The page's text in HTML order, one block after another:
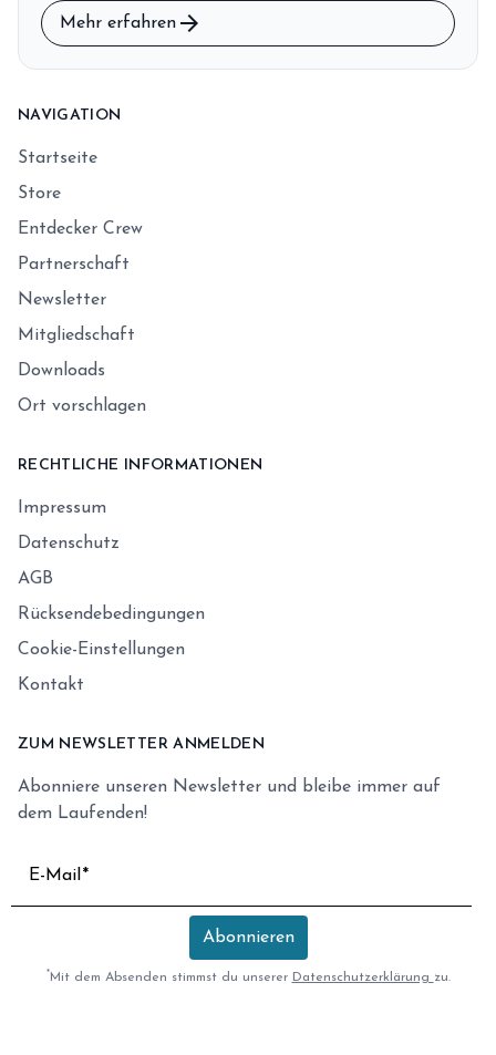
Mehr erfahren arrow_forward
NAVIGATION
Startseite
Store
Entdecker Crew
Partnerschaft
Newsletter
Mitgliedschaft
Downloads
Ort vorschlagen
RECHTLICHE INFORMATIONEN
Impressum
Datenschutz
AGB
Rücksendebedingungen
Cookie-Einstellungen
Kontakt
ZUM NEWSLETTER ANMELDEN
Abonniere unseren Newsletter und bleibe immer auf
dem Laufenden!
E-Mail
Abonnieren
*Mit dem Absenden stimmst du unserer Datenschutzerklärung zu.